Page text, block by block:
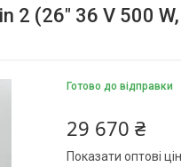
2 (26" 36 V 500
Готово до відправки
29 670 ₴
Показати оптові